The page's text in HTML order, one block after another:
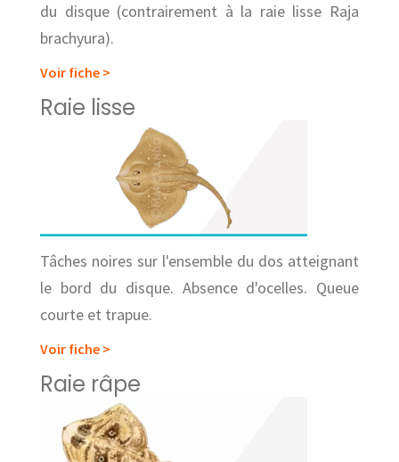
du disque (contrairement à la raie lisse Raja
brachyura).
Voir fiche >
Raie lisse
Tâches noires sur l'ensemble du dos atteignant
le bord du disque. Absence d'ocelles. Queue
courte et trapue.
Voir fiche >
Raie râpe